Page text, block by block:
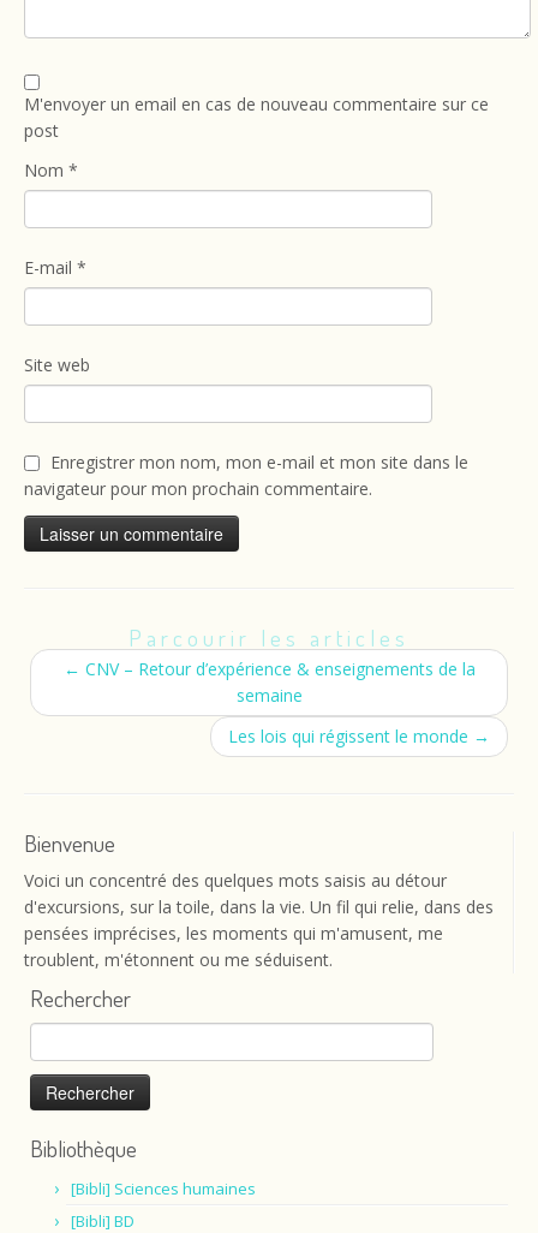
M'envoyer un email en cas de nouveau commentaire sur ce
post
Nom *
E-mail *
Site web
Enregistrer mon nom, mon e-mail et mon site dans le
navigateur pour mon prochain commentaire.
Parcourir les articles
← CNV – Retour d’expérience & enseignements de la
semaine
Les lois qui régissent le monde →
Bienvenue
Voici un concentré des quelques mots saisis au détour
d'excursions, sur la toile, dans la vie. Un fil qui relie, dans des
pensées imprécises, les moments qui m'amusent, me
troublent, m'étonnent ou me séduisent.
Rechercher
Rechercher :
Bibliothèque
[Bibli] Sciences humaines
[Bibli] BD